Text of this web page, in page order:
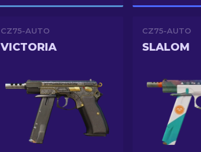
CZ75-AUTO
VICTORIA
CZ75-AUTO
SLALOM